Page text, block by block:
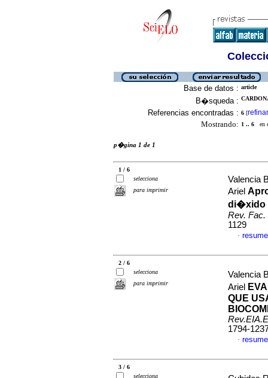
Base de datos : article
B�squeda :
Referencias encontradas : 6 [refinar
Mostrando: 1 .. 6 en
p�gina 1 de 1
1 / 6
selecciona
para imprimir
Valencia
Ariel
di�xido
Rev. Fac.
1129
·
2 / 6
selecciona
para imprimir
Valencia
Ariel
QUE
1794-
·
3 / 6
selecciona